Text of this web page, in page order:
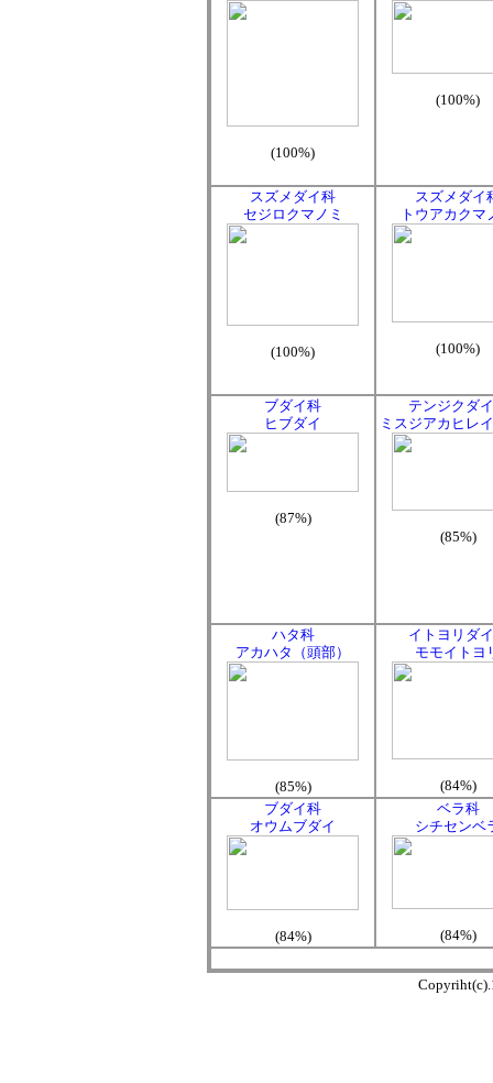
(100%)
(100%)
スズメダイ科
セジロクマノミ
(100%)
スズメダイ
トウアカクマ
(100%)
ブダイ科
ヒブダイ
(87%)
テンジクダ
ミスジアカヒレ
(85%)
ハタ科
アカハタ（頭部）
(85%)
イトヨリダ
モモイトヨ
(84%)
ブダイ科
オウムブダイ
(84%)
ベラ科
シチセンベ
(84%)